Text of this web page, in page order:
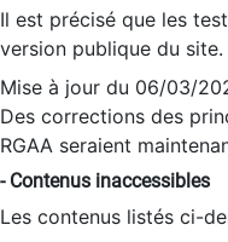
Il est précisé que les
version publique du site.
Mise à jour du 06/03/
Des corrections des
RGAA seraient
- Contenus inaccessibles
Les contenus listés ci-